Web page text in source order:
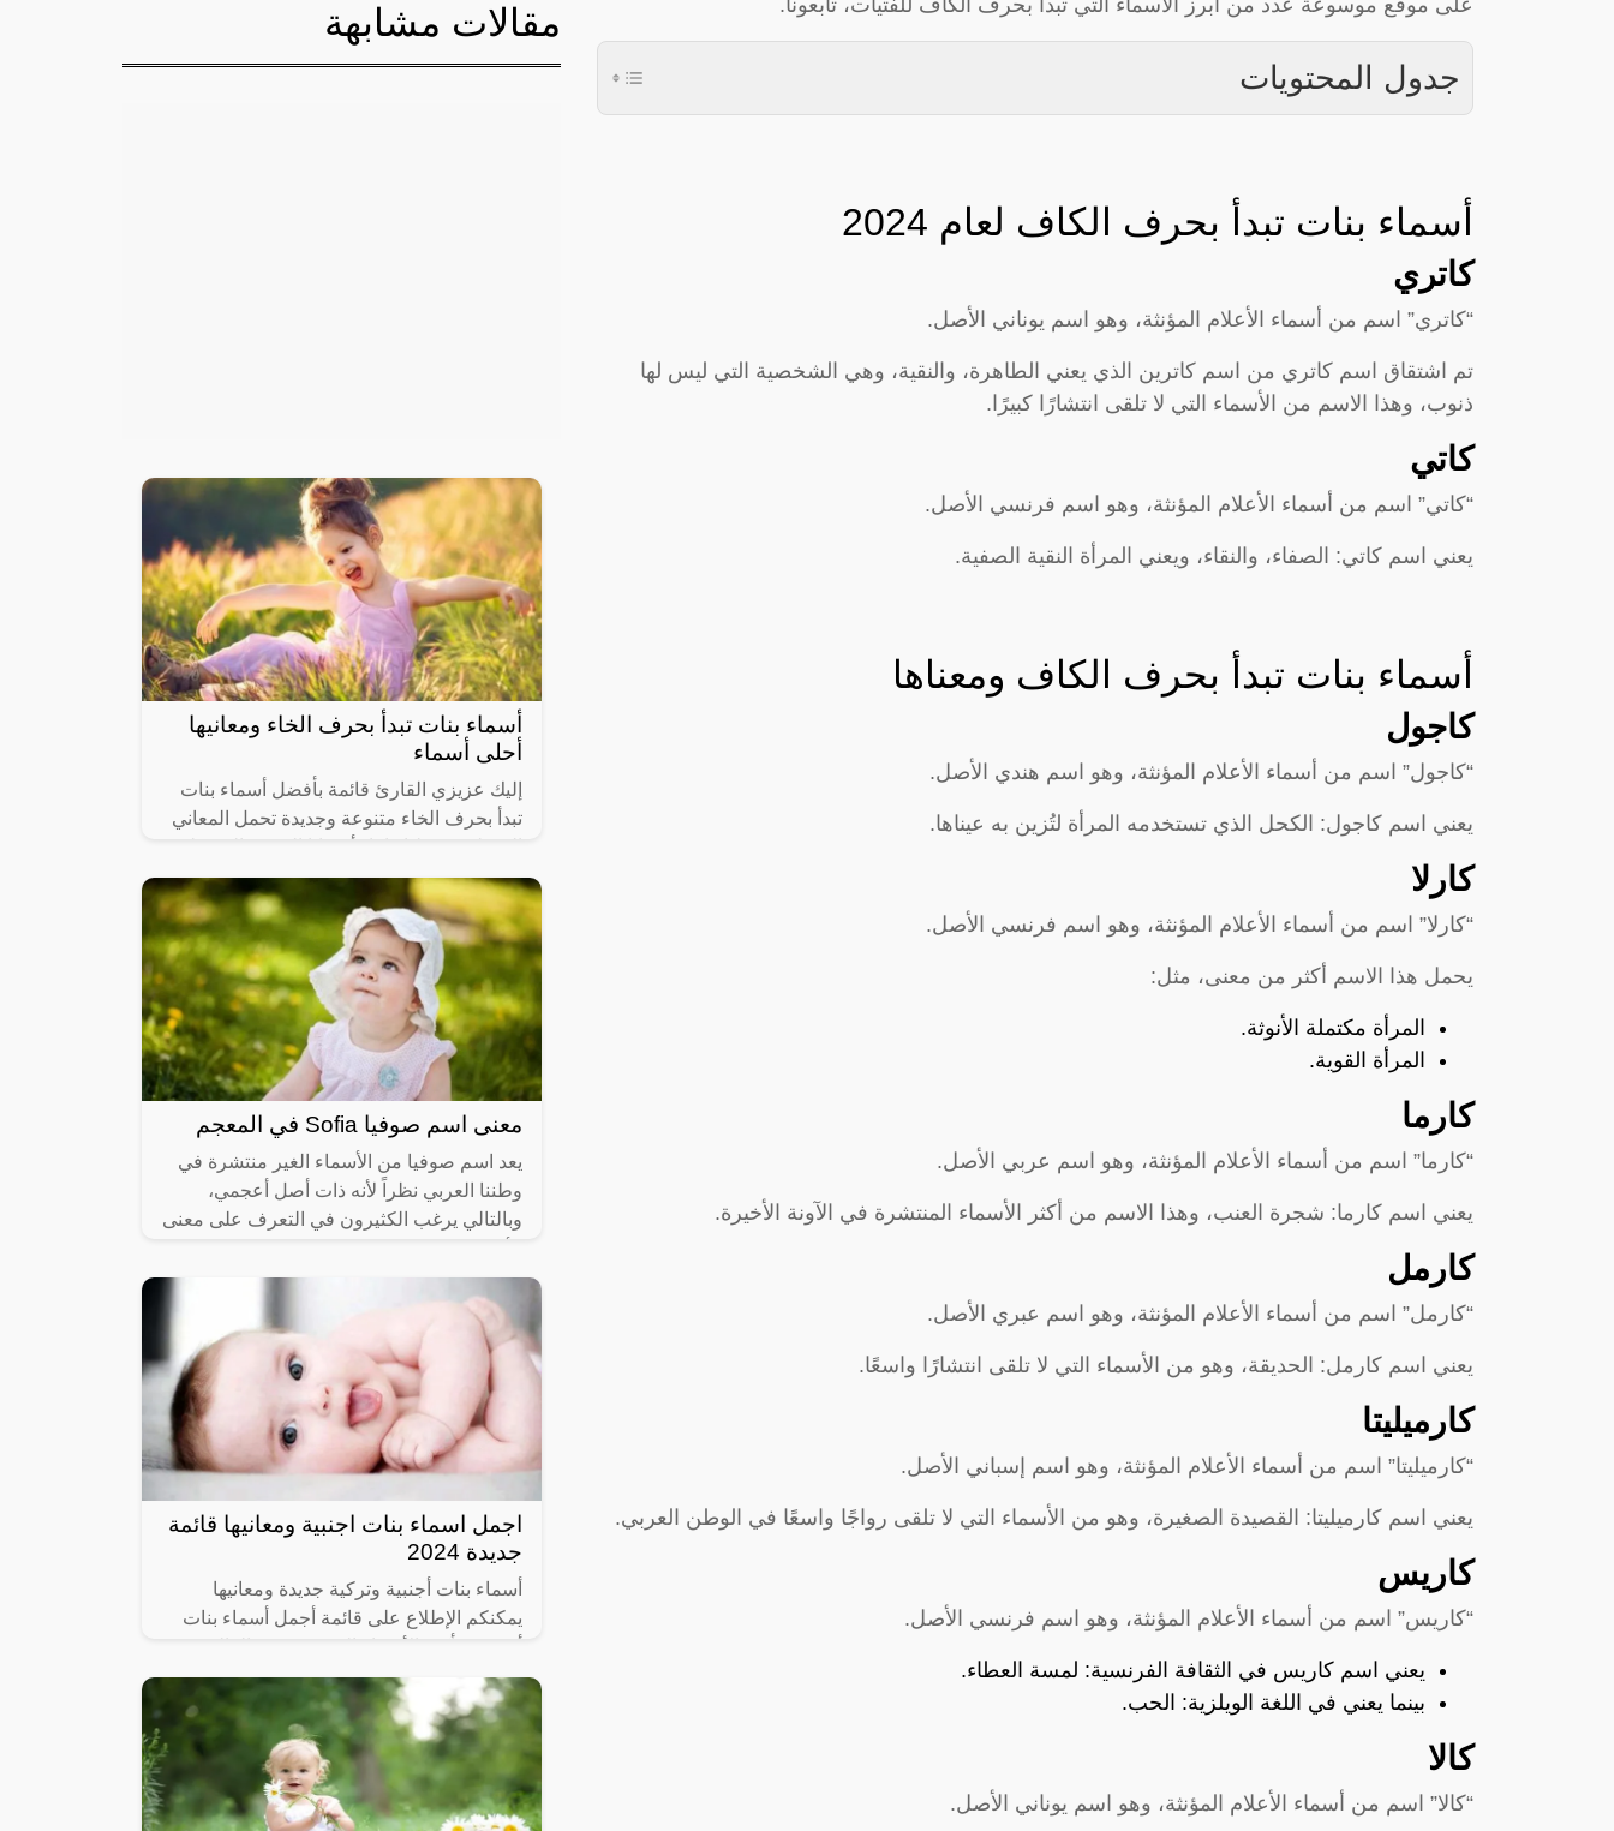
جدول المحتويات
أسماء بنات تبدأ بحرف الكاف لعام 2024
كاتري
“كاتري” اسم من أسماء الأعلام المؤنثة، وهو اسم يوناني الأصل.
تم اشتقاق اسم كاتري من اسم كاترين الذي يعني الطاهرة، والنقية، وهي الشخصية التي ليس لها
ذنوب، وهذا الاسم من الأسماء التي لا تلقى انتشارًا كبيرًا.
كاتي
“كاتي” اسم من أسماء الأعلام المؤنثة، وهو اسم فرنسي الأصل.
يعني اسم كاتي: الصفاء، والنقاء، ويعني المرأة النقية الصفية.
أسماء بنات تبدأ بحرف الكاف ومعناها
كاجول
“كاجول” اسم من أسماء الأعلام المؤنثة، وهو اسم هندي الأصل.
يعني اسم كاجول: الكحل الذي تستخدمه المرأة لتُزين به عيناها.
كارلا
“كارلا” اسم من أسماء الأعلام المؤنثة، وهو اسم فرنسي الأصل.
يحمل هذا الاسم أكثر من معنى، مثل:
المرأة مكتملة الأنوثة.
المرأة القوية.
كارما
“كارما” اسم من أسماء الأعلام المؤنثة، وهو اسم عربي الأصل.
يعني اسم كارما: شجرة العنب، وهذا الاسم من أكثر الأسماء المنتشرة في الآونة الأخيرة.
كارمل
“كارمل” اسم من أسماء الأعلام المؤنثة، وهو اسم عبري الأصل.
يعني اسم كارمل: الحديقة، وهو من الأسماء التي لا تلقى انتشارًا واسعًا.
كارميليتا
“كارميليتا” اسم من أسماء الأعلام المؤنثة، وهو اسم إسباني الأصل.
يعني اسم كارميليتا: القصيدة الصغيرة، وهو من الأسماء التي لا تلقى رواجًا واسعًا في الوطن العربي.
كاريس
“كاريس” اسم من أسماء الأعلام المؤنثة، وهو اسم فرنسي الأصل.
يعني اسم كاريس في الثقافة الفرنسية: لمسة العطاء.
بينما يعني في اللغة الويلزية: الحب.
كالا
“كالا” اسم من أسماء الأعلام المؤنثة، وهو اسم يوناني الأصل.
مقالات مشابهة
أسماء بنات تبدأ بحرف الخاء ومعانيها
أحلى أسماء
إليك عزيزي القارئ قائمة بأفضل أسماء بنات
تبدأ بحرف الخاء متنوعة وجديدة تحمل المعاني
صلى الله عليه وسلم بُحسّن
معنى اسم صوفيا Sofia في المعجم
يعد اسم صوفيا من الأسماء الغير منتشرة في
وطننا العربي نظراً لأنه ذات أصل أعجمي،
وبالتالي يرغب الكثيرون في التعرف على معنى
اجمل اسماء بنات اجنبية ومعانيها قائمة
جديدة 2024
أسماء بنات أجنبية وتركية جديدة ومعانيها
يمكنكم الإطلاع على قائمة أجمل أسماء بنات
العربي هي العربية من أبرزها الدينية